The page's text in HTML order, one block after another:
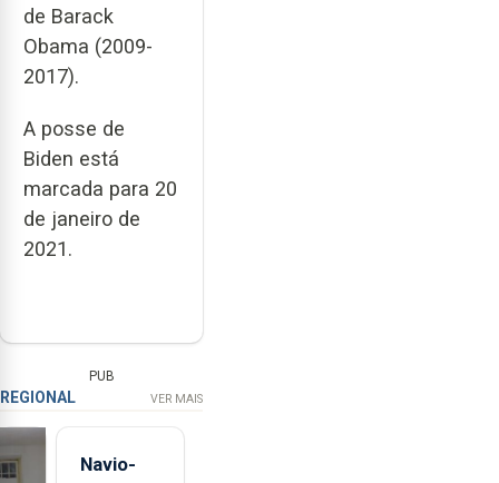
de Barack
Obama (2009-
2017).
A posse de
Biden está
marcada para 20
de janeiro de
2021.
PUB
REGIONAL VER MAIS
Navio-